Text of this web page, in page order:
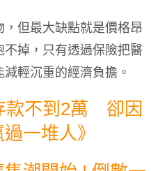
但最大缺點就是價格昂
掉，只有透過保險把醫
輕沉重的經濟負擔。
款不到2萬 卻因
一堆人》